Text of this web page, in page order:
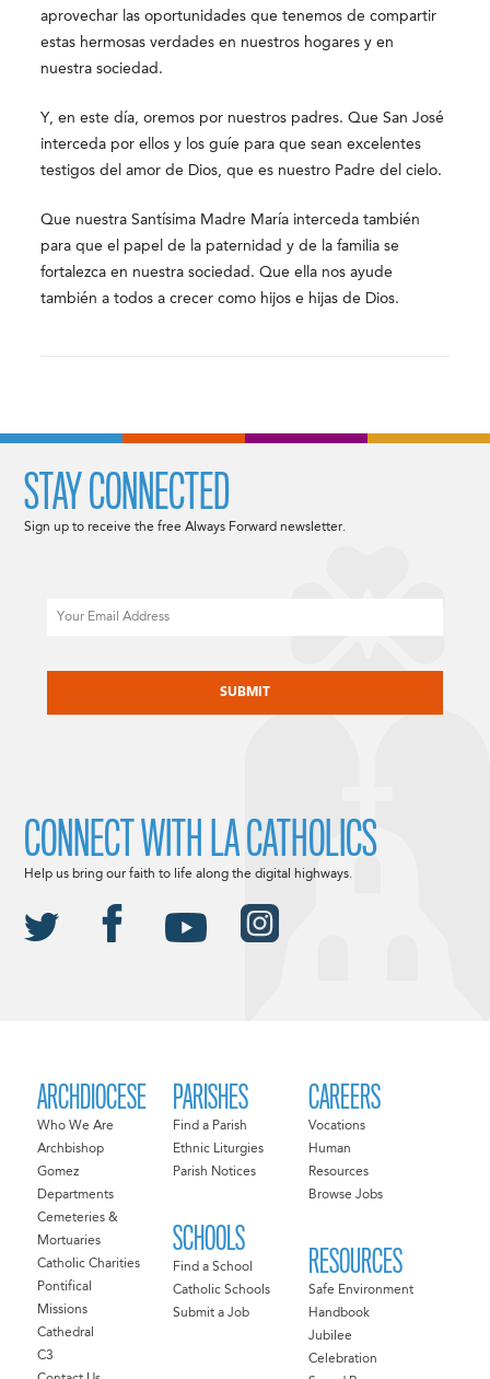
aprovechar las oportunidades que tenemos de compartir
estas hermosas verdades en nuestros hogares y en
nuestra sociedad.
Y, en este día, oremos por nuestros padres. Que San José
interceda por ellos y los guíe para que sean excelentes
testigos del amor de Dios, que es nuestro Padre del cielo.
Que nuestra Santísima Madre María interceda también
para que el papel de la paternidad y de la familia se
fortalezca en nuestra sociedad. Que ella nos ayude
también a todos a crecer como hijos e hijas de Dios.
ARCHDIOCESE
Who We Are
Archbishop
Gomez
Departments
Cemeteries &
Mortuaries
Catholic Charities
Pontifical
Missions
Cathedral
C3
PARISHES
Find a Parish
Ethnic Liturgies
Parish Notices
SCHOOLS
Find a School
Catholic Schools
Submit a Job
CAREERS
Vocations
Human
Resources
Browse Jobs
RESOURCES
Safe Environment
Handbook
Jubilee
Celebration
STAY CONNECTED
Sign up to receive the free Always Forward newsletter.
CONNECT WITH LA CATHOLICS
Help us bring our faith to life along the digital highways.